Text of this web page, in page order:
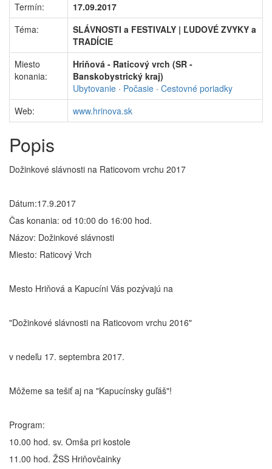
Termín:
17.09.2017
Téma:
SLÁVNOSTI a FESTIVALY | ĽUDOVÉ ZVYKY a
TRADÍCIE
Miesto
konania:
Hriňová - Raticový vrch (SR -
Banskobystrický kraj)
Ubytovanie · Počasie · Cestovné poriadky
Web:
www.hrinova.sk
Popis
Dožinkové slávnosti na Raticovom vrchu 2017
Dátum:17.9.2017
Čas konania: od 10:00 do 16:00 hod.
Názov: Dožinkové slávnosti
Miesto: Raticový Vrch
Mesto Hriňová a Kapucíni Vás pozývajú na
"Dožinkové slávnosti na Raticovom vrchu 2016"
v nedeľu 17. septembra 2017.
Môžeme sa tešiť aj na "Kapucínsky guľáš"!
Program:
10.00 hod. sv. Omša pri kostole
11.00 hod. ŽSS Hriňovčainky